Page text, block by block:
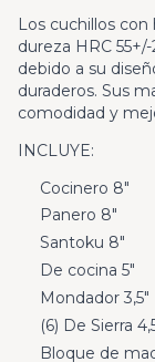
Los cuchillos
dureza HRC
debido a su
duraderos. Sus
comodidad y
INCLUYE:
Cocinero 8″
Panero 8″
Santoku 8″
De cocina 5″
Mondador 3,5″
(6) De Sierra
Bloque de